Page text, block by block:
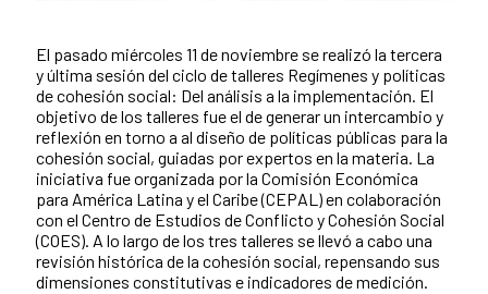
Contenido de la noticia
El pasado miércoles 11 de noviembre se realizó la tercera
y última sesión del ciclo de talleres Regímenes y políticas
de cohesión social: Del análisis a la implementación. El
objetivo de los talleres fue el de generar un intercambio y
reflexión en torno a al diseño de políticas públicas para la
cohesión social, guiadas por expertos en la materia. La
iniciativa fue organizada por la Comisión Económica
para América Latina y el Caribe (CEPAL) en colaboración
con el Centro de Estudios de Conflicto y Cohesión Social
(COES). A lo largo de los tres talleres se llevó a cabo una
revisión histórica de la cohesión social, repensando sus
dimensiones constitutivas e indicadores de medición.